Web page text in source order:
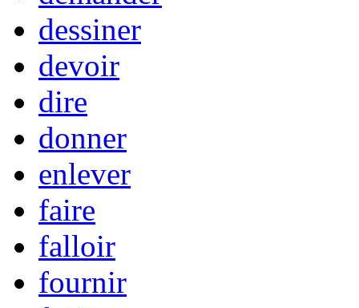
dessiner
devoir
dire
donner
enlever
faire
falloir
fournir